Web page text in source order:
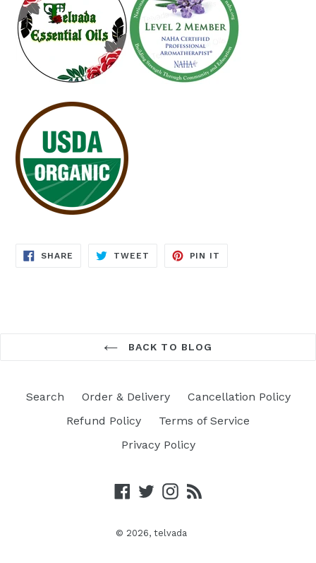
SHARE SHARE
TWEET TWEET
PIN IT
BACK TO BLOG
Search Order & Delivery
Cancellation Policy
Refund Policy
Terms of Service
Privacy Policy
Facebook
TwitterInstagram
© 2026, telvada